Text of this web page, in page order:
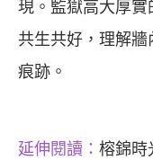
現。監獄高大厚實
共生共好，理解
痕跡。
延伸閱讀： 榕錦時